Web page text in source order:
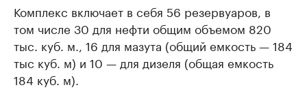
Комплекс включает в себя 56 резервуаров, в
том числе 30 для нефти общим объемом 820
тыс. куб. м., 16 для мазута (общий емкость — 184
тыс куб. м) и 10 — для дизеля (общая емкость
184 куб. м).